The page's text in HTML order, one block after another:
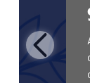
Previous